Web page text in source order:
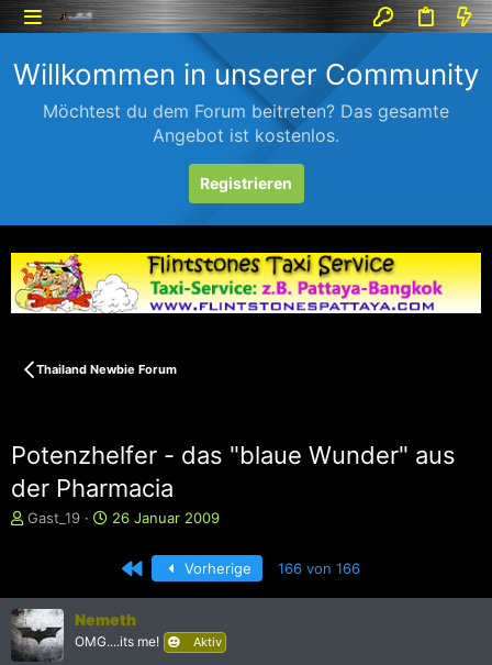
Willkommen in unserer Community
Möchtest du dem Forum beitreten? Das gesamte
Angebot ist kostenlos.
Registrieren
Thailand Newbie Forum
Potenzhelfer - das "blaue Wunder" aus
der Pharmacia
E
e
l
l
e
Gast_19
E
e
l
26 Januar 2009
Erste Vorherige 166 von 166
Nemeth
OMG....its me! Aktiv